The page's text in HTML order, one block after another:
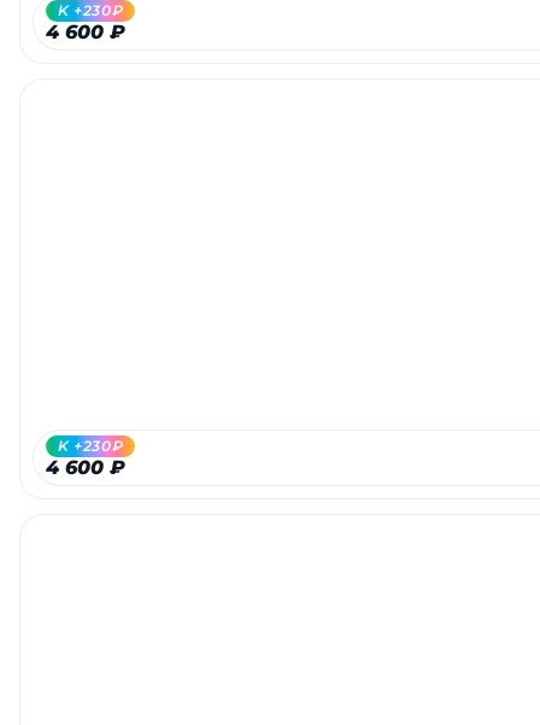
4 600 ₽
K +230₽
4 600 ₽
K +230₽